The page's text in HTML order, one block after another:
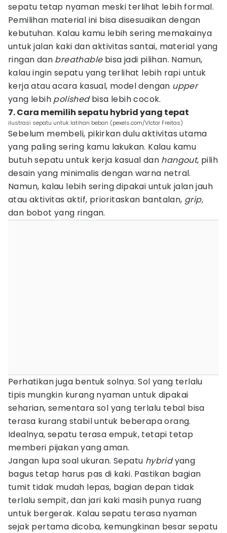
sepatu tetap nyaman meski terlihat lebih formal.
Pemilihan material ini bisa disesuaikan dengan
kebutuhan. Kalau kamu lebih sering memakainya
untuk jalan kaki dan aktivitas santai, material yang
ringan dan breathablebisa jadi pilihan. Namun,
kalau ingin sepatu yang terlihat lebih rapi untuk
kerja atau acara kasual, model dengan upper
yang lebih polishedbisa lebih cocok.
7. Cara memilih sepatu hybrid yang tepat
ilustrasi sepatu untuk latihan beban (pexels.com/VIctor Freitas)
Sebelum membeli, pikirkan dulu aktivitas utama
yang paling sering kamu lakukan. Kalau kamu
butuh sepatu untuk kerja kasual dan hangout, pilih
desain yang minimalis dengan warna netral.
Namun, kalau lebih sering dipakai untuk jalan jauh
atau aktivitas aktif, prioritaskan bantalan, grip,
dan bobot yang ringan.
Perhatikan juga bentuk solnya. Sol yang terlalu
tipis mungkin kurang nyaman untuk dipakai
seharian, sementara sol yang terlalu tebal bisa
terasa kurang stabil untuk beberapa orang.
Idealnya, sepatu terasa empuk, tetapi tetap
memberi pijakan yang aman.
Jangan lupa soal ukuran. Sepatu hybridyang
bagus tetap harus pas di kaki. Pastikan bagian
tumit tidak mudah lepas, bagian depan tidak
terlalu sempit, dan jari kaki masih punya ruang
untuk bergerak. Kalau sepatu terasa nyaman
sejak pertama dicoba, kemungkinan besar sepatu